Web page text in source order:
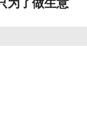
为了做生意